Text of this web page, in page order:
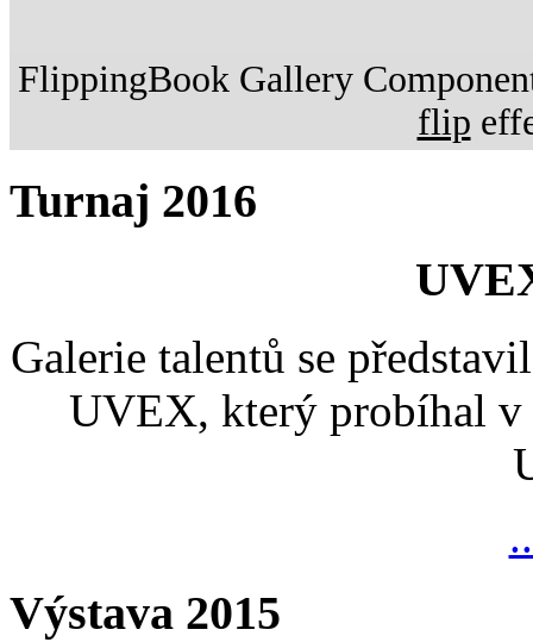
FlippingBook Gallery
flip
Turnaj 2016
Galerie talentů se
UVEX, který probíhal v
Výstava 2015